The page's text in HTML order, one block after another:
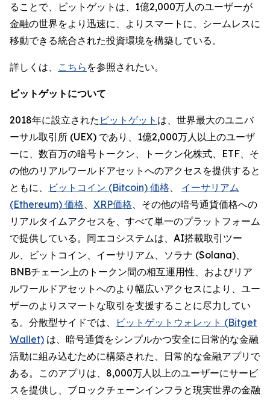
ることで、ビットゲットは、1億2,000万人のユーザーが
金融の世界をより迅速に、よりスマートに、シームレスに
移動できる統合された投資環境を構築している。
詳しくは、 こちら を参照されたい。
ビットゲットについて
2018年に設立された ビットゲット は、世界最大のユニバ
ーサル取引所 (UEX) であり、1億2,000万人以上のユーザ
ーに、数百万の暗号トークン、トークン化株式、ETF、そ
の他のリアルワールドアセットへのアクセスを提供すると
ともに、
ビットコイン (Bitcoin) 価格、 イーサリアム
(Ethereum) 価格、 XRP価格、その他の暗号通貨価格への
リアルタイムアクセスを、すべて単一のプラットフォーム
で提供している。同エコシステムは、AI搭載取引ツー
ル、ビットコイン、イーサリアム、ソラナ (Solana)、
BNBチェーン上のトークン間の相互運用性、およびリア
ルワールドアセットへのより幅広いアクセスにより、ユー
ザーのよりスマートな取引を支援することに尽力してい
る。分散型サイドでは、
ビットゲットウォレット (Bitget
Wallet) は、暗号通貨をシンプルかつ安全に日常的な金融
活動に組み込むために構築された、日常的な金融アプリで
ある。このアプリは、8,000万人以上のユーザーにサービ
スを提供し、ブロックチェーンインフラと現実世界の金融